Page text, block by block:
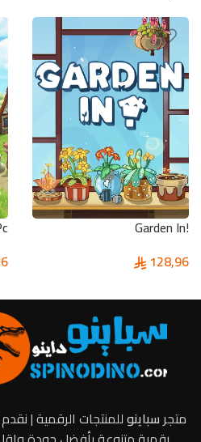
!Garden In
128,96
متجرسباينوللمنتجات الرقمية |